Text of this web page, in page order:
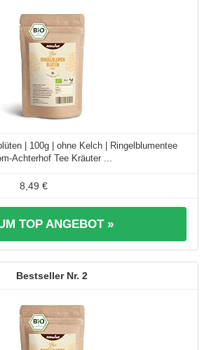
| 100g | ohne Kelch | Ringelblumentee
Achterhof Tee Kräuter ...
8,49 €
TOP ANGEBOT »
2